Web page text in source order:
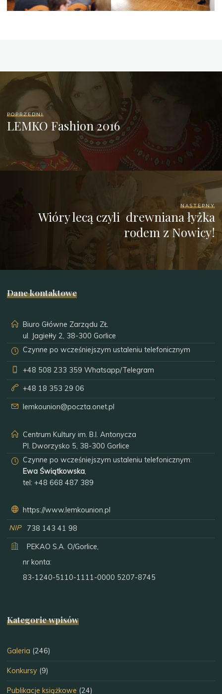
POPRZEDNI
LEMKO Fashion 2016
NASTĘPNY
Wióry lecą czyli drewniana łyżka
rodem z Nowicy!
Dane kontaktowe
Biuro Główne Zarządu ZŁ
ul. Jagiełły 2, 38-300 Gorlice
Czynne po wcześniejszym ustaleniu telefonicznym
+48 508 233 359 Whatsapp/Telegram
+48 18 353 29 06
lemkounion@poczta.onet.pl
Centrum Kultury im. B.I. Antonycza
Pl. Dworzysko 5, 38-300 Gorlice
Czynne po wcześniejszym ustaleniu telefonicznym:
Ewa Świątkowska,
tel:+48 668 487 389
https://www.lemkounion.pl
NIP
738 143 41 98
PEKAO S.A. O/Gorlice,
nr konta:
83-1240-5110-1111-0000 5207-8745
Kategorie wpisów
Galeria (246)
Konkursy (9)
Publikacje książkowe (24)